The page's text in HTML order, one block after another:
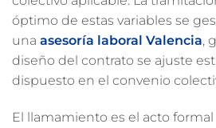
óptimo de estas variables se
una asesoría laboral Valencia,
diseño del contrato se ajuste
dispuesto en el convenio
El llamamiento es el acto